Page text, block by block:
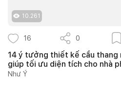
10.261
16 0
14 ý tưởng thiết kế cầu
giúp tối ưu diện tích cho nhà
Như Ý